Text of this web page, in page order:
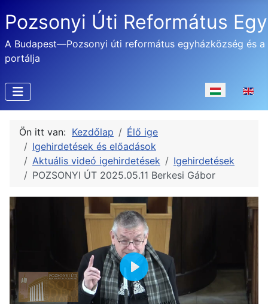
Pozsonyi Úti Református
A Budapest—Pozsonyi úti református egyházközség és a
portálja
Válasszon
Ön itt van: Kezdőlap
Élő ige
Igehirdetések és előadások
Aktuális videó igehirdetések
Igehirdetések
POZSONYI ÚT 2025.05.11 Berkesi Gábor